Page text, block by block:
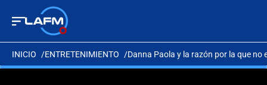
INICIO ENTRETENIMIENTO Danna Paola y la razón por la que no